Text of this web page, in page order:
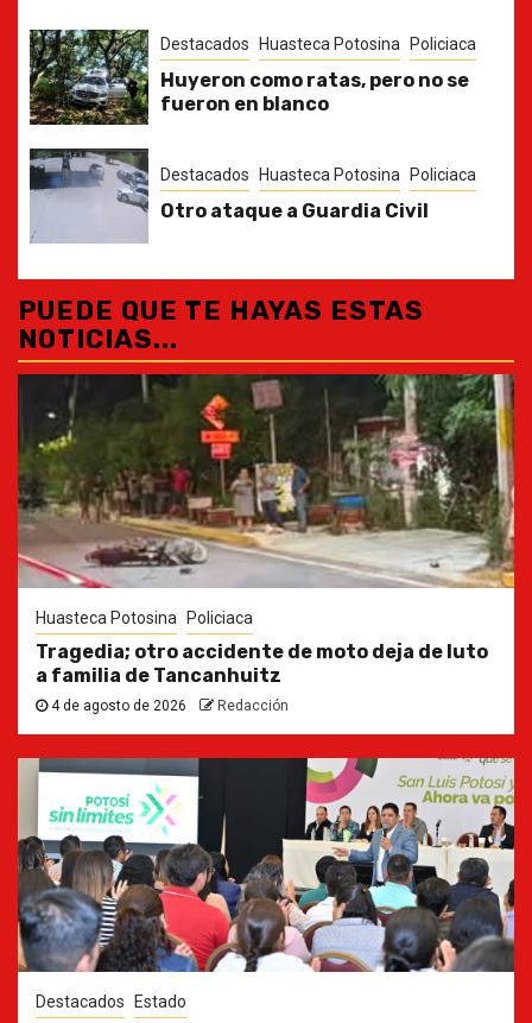
Destacados Huasteca Potosina Policiaca
Huyeron como ratas, pero no se
fueron en blanco
Destacados Huasteca Potosina Policiaca
Otro ataque a Guardia Civil
PUEDE QUE TE HAYAS ESTAS
NOTICIAS...
Huasteca Potosina Policiaca
Tragedia; otro accidente de moto deja de luto
a familia de Tancanhuitz
4 de agosto de 2026 Redacción
Destacados Estado